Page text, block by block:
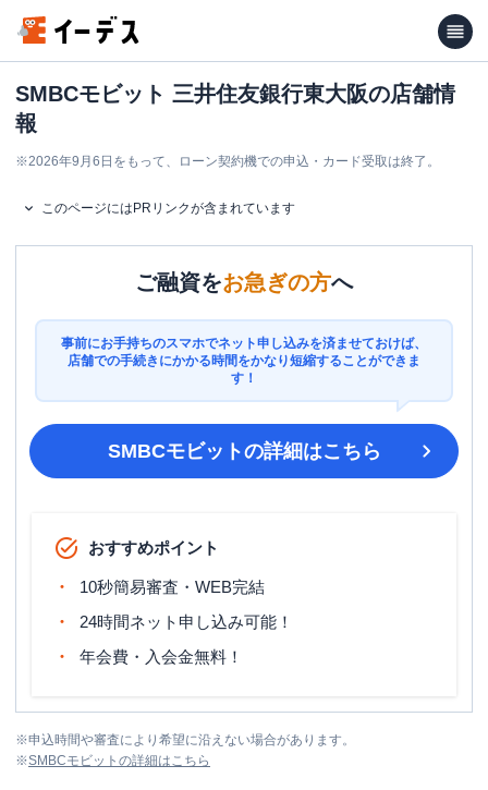
SMBCモビット 三井住友銀行東大阪の店舗情
報
※2026年9月6日をもって、ローン契約機での申込・カード受取は終了。
このページにはPRリンクが含まれています
ご融資をお急ぎの方へ
事前にお手持ちのスマホでネット申し込みを済ませておけば、
店舗での手続きにかかる時間をかなり短縮することができま
す！
SMBCモビットの詳細はこちら
おすすめポイント
10秒簡易審査・WEB完結
24時間ネット申し込み可能！
年会費・入会金無料！
※申込時間や審査により希望に沿えない場合があります。
※SMBCモビット の詳細はこちら